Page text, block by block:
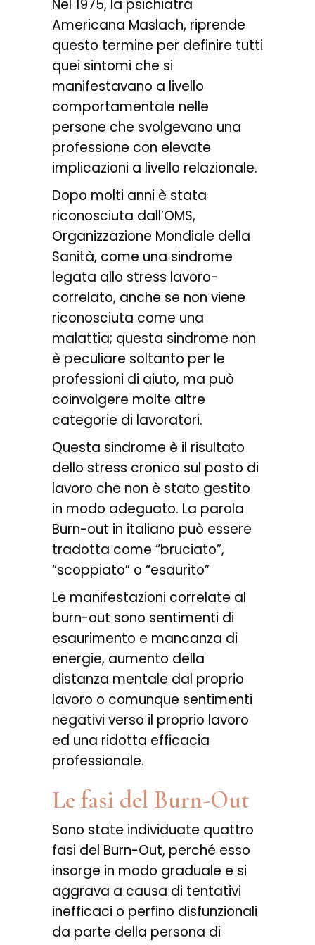
Nel 1975, la psichiatra
Americana Maslach, riprende
questo termine per definire tutti
quei sintomi che si
manifestavano a livello
comportamentale nelle
persone che svolgevano una
professione con elevate
implicazioni a livello relazionale.
Dopo molti anni è stata
riconosciuta dall’OMS,
Organizzazione Mondiale della
Sanità, come una sindrome
legata allo stress lavoro-
correlato, anche se non viene
riconosciuta come una
malattia; questa sindrome non
è peculiare soltanto per le
professioni di aiuto, ma può
coinvolgere molte altre
categorie di lavoratori.
Questa sindrome è il risultato
dello stress cronico sul posto di
lavoro che non è stato gestito
in modo adeguato. La parola
Burn-out in italiano può essere
tradotta come “bruciato”,
“scoppiato” o “esaurito”
Le manifestazioni correlate al
burn-out sono sentimenti di
esaurimento e mancanza di
energie, aumento della
distanza mentale dal proprio
lavoro o comunque sentimenti
negativi verso il proprio lavoro
ed una ridotta efficacia
professionale.
Le fasi del Burn-Out
Sono state individuate quattro
fasi del Burn-Out, perché esso
insorge in modo graduale e si
aggrava a causa di tentativi
inefficaci o perfino disfunzionali
da parte della persona di